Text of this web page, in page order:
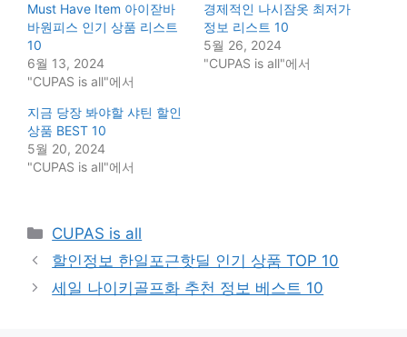
Must Have Item 아이잗바
바원피스 인기 상품 리스트
10
6월 13, 2024
"CUPAS is all"에서
경제적인 나시잠옷 최저가
정보 리스트 10
5월 26, 2024
"CUPAS is all"에서
지금 당장 봐야할 샤틴 할인
상품 BEST 10
5월 20, 2024
"CUPAS is all"에서
Categories
CUPAS is all
할인정보 한일포근핫딜 인기 상품 TOP 10
세일 나이키골프화 추천 정보 베스트 10